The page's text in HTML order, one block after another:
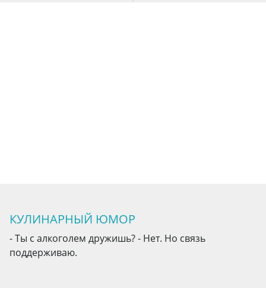
КУЛИНАРНЫЙ ЮМОР
- Ты с алкоголем дружишь? - Нет. Но связь
поддерживаю.